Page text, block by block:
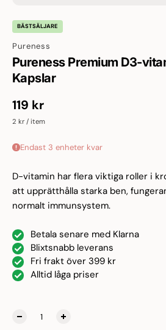
BÄSTSÄLJARE
Pureness
Pureness Premium D3-
Kapslar
Ordinarie pris
119 kr
Enhetspris
2 kr / item
Endast 3 enheter kvar
D-vitamin har flera viktiga roller i
att upprätthålla starka ben,
normalt immunsystem.
Betala senare med Klarna
Blixtsnabb leverans
Fri frakt över 399 kr
Alltid låga priser